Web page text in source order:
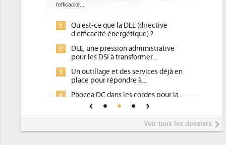
l'efficacité...
1
Qu'est-ce que la DEE (directive
d'efficacité énergétique) ?
2
DEE, une pression administrative
pour les DSI à transformer...
3
Un outillage et des services déjà en
place pour répondre à...
4
Phocea DC dans les cordes pour la
Interview de Fabrice Coquio,
président de Digital Realty...Voir tous les dossiers